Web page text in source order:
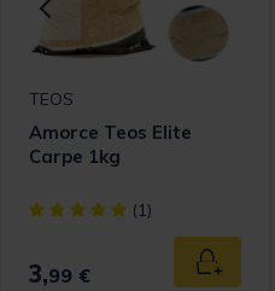
panier
TEOS
Amorce Teos Elite
Carpe 1kg
[object Object] out of 5
(1)
3,99 € Ajouter